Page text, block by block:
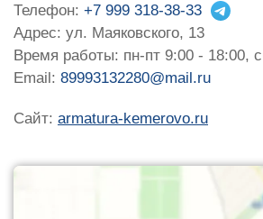
Телефон: +7 999 318-38-33
Адрес: ул. Маяковского, 13
Время работы: пн-пт 9:00 - 18:00,
Email: 89993132280@mail.ru
Сайт: armatura-kemerovo.ru